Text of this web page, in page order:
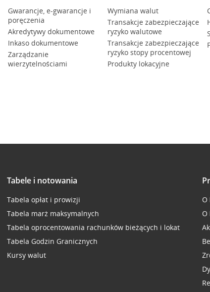
Gwarancje, e-gwarancje i
poręczenia
Akredytywy dokumentowe
Inkaso dokumentowe
Zarządzanie
wierzytelnościami
Wymiana walut
Transakcje zabezpieczające
ryzyko walutowe
Transakcje zabezpieczające
ryzyko stopy procentowej
Produkty lokacyjne
Tabele i notowania
Tabela opłat i prowizji
Tabela marż maksymalnych
Tabela oprocentowania rachunków bieżących i lokat
Tabela Godzin Granicznych
Kursy walut
O
O